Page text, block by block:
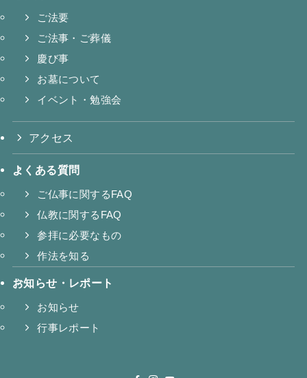
ご法要
ご法事・ご葬儀
慶び事
お墓について
イベント・勉強会
アクセス
よくある質問
ご仏事に関するFAQ
仏教に関するFAQ
参拝に必要なもの
作法を知る
お知らせ・レポート
お知らせ
行事レポート